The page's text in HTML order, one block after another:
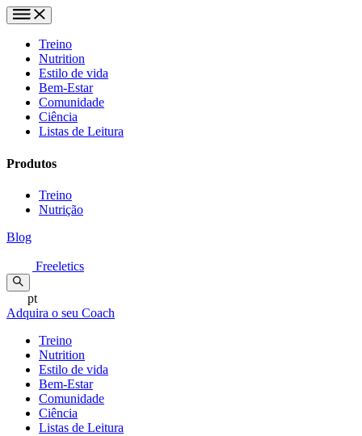
Treino
Nutrition
Estilo de vida
Bem-Estar
Comunidade
Ciência
Listas de Leitura
Produtos
Treino
Nutrição
Blog
Freeletics
pt
Adquira o seu Coach
Treino
Nutrition
Estilo de vida
Bem-Estar
Comunidade
Ciência
Listas de Leitura